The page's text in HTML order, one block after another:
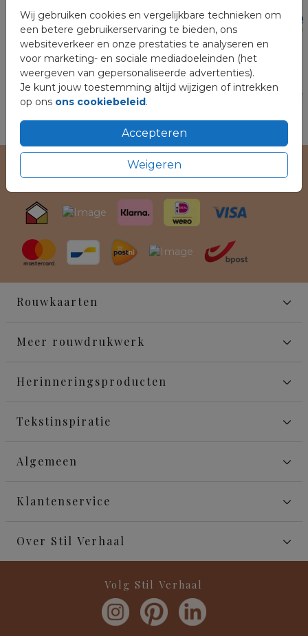
Wij gebruiken cookies en vergelijkbare technieken om
een betere gebruikerservaring te bieden, ons
websiteverkeer en onze prestaties te analyseren en
voor marketing- en sociale mediadoeleinden (het
weergeven van gepersonaliseerde advertenties).
Je kunt jouw toestemming altijd wijzigen of intrekken
op ons ons cookiebeleid.
Accepteren
Weigeren
Rouwkaarten
Meer rouwdrukwerk
Herinneringsproducten
Tekstinspiratie
Algemeen
Klantenservice
Over Stil Verhaal
Volg Stil Verhaal